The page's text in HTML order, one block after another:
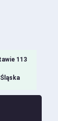
113